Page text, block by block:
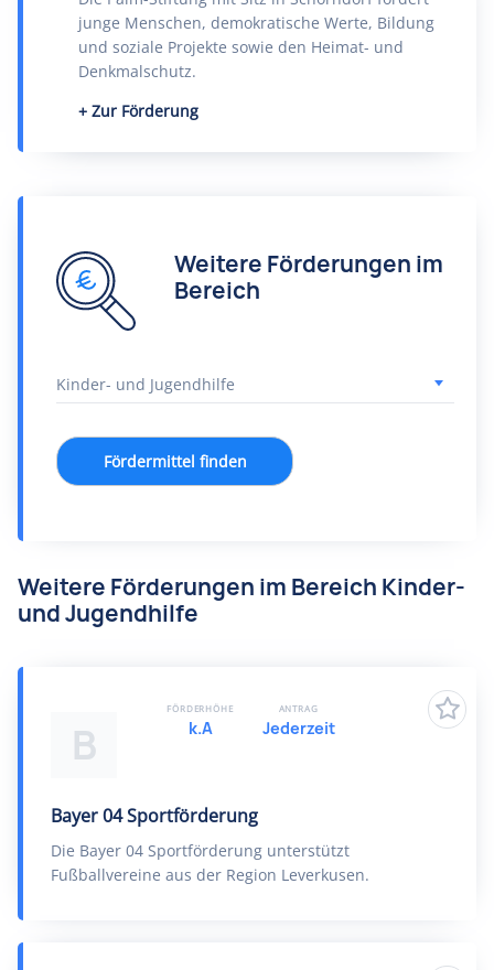
junge Menschen, demokratische Werte, Bildung
und soziale Projekte sowie den Heimat- und
Denkmalschutz.
Zur Förderung
Weitere Förderungen im
Bereich
Fördermittel finden
Weitere Förderungen im Bereich Kinder-
und Jugendhilfe
B
Bayer 04 Sportförderung
Die Bayer 04 Sportförderung unterstützt
Fußballvereine aus der Region Leverkusen.
FÖRDERHÖHE
k.A
ANTRAG
Jederzeit